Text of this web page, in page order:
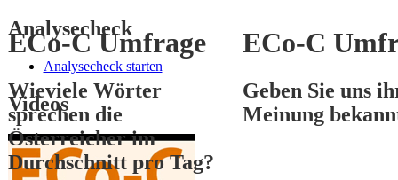
ECo-C Umfrage
Wieviele Wörter
sprechen die
Österreicher im
Durchschnitt pro Tag?
ECo-C
Geben Sie uns
Meinung
Analysecheck
Analysecheck starten
Videos